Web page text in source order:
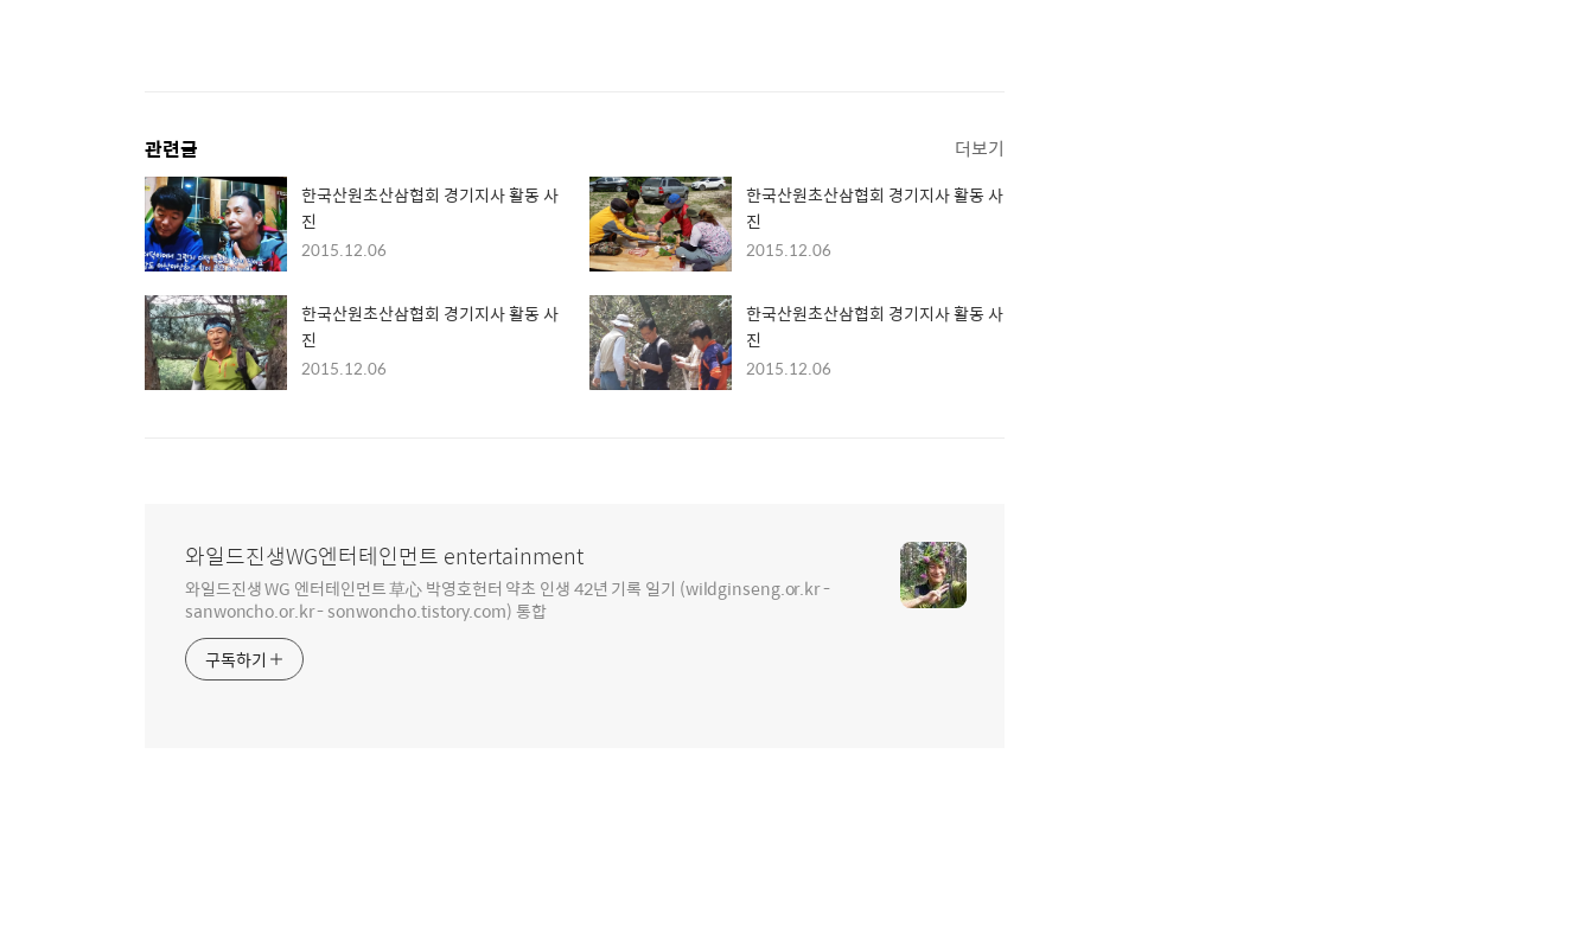
관련글 더보기
한국산원초산삼협회 경기지사 활동 사
진
2015.12.06
한국산원초산삼협회 경기지사 활동 사
진
2015.12.06
한국산원초산삼협회 경기지사 활동 사
진
2015.12.06
한국산원초산삼협회 경기지사 활동 사
진
2015.12.06
와일드진생WG엔터테인먼트 entertainment
와일드진생 WG 엔터테인먼트 草心 박영호헌터 약초 인생 42년 기록 일기 (wildginseng.or.kr -
sanwoncho.or.kr - sonwoncho.tistory.com) 통합
구독하기